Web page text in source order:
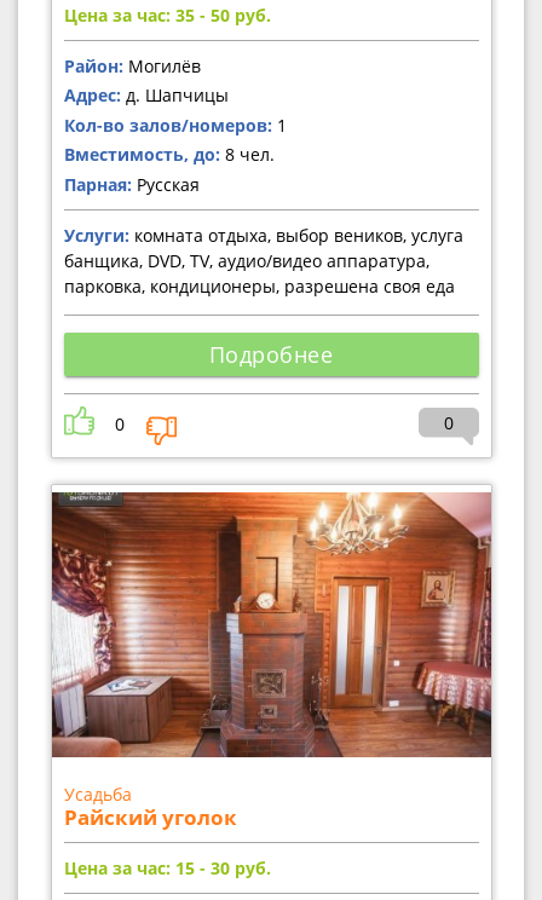
Цена за час: 35 - 50 руб.
Район: Могилёв
Адрес: д. Шапчицы
Кол-во залов/номеров: 1
Вместимость, до: 8 чел.
Парная: Русская
Услуги: комната отдыха, выбор веников, услуга
банщика, DVD, TV, аудио/видео аппаратура,
парковка, кондиционеры, разрешена своя еда
Подробнее
0 0
Усадьба
Райский уголок
Цена за час: 15 - 30 руб.